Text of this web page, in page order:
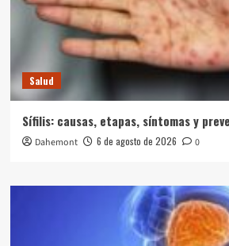
Salud
Sífilis: causas, etapas, síntomas y
Dahemont 6 de agosto de 2026 0